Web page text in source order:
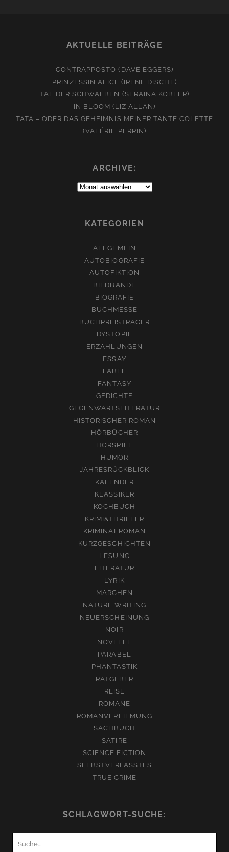
AKTUELLE BEITRÄGE
CONTRAPPOSTO (DAVE EGGERS)
PRINZESSIN ALICE (IRENE DISCHE)
TAL DER SCHWALBEN (SERAINA KOBLER)
IN BLOOM (LIZ ALLAN)
TATA – ODER DAS GEHEIMNIS MEINER TANTE COLETTE
(VALÉRIE PERRIN)
ARCHIVE:
Archive:
KATEGORIEN
ALLGEMEIN
AUTOBIOGRAFIE
AUTOFIKTION
BILDBÄNDE
BIOGRAFIE
BUCHMESSE
BUCHPREISTRÄGER
DYSTOPIE
ERZÄHLUNGEN
ESSAY
FABEL
FANTASY
GEDICHTE
GEGENWARTSLITERATUR
HISTORISCHER ROMAN
HÖRBÜCHER
HÖRSPIEL
HUMOR
JAHRESRÜCKBLICK
KALENDER
KLASSIKER
KOCHBUCH
KRIMI&THRILLER
KRIMINALROMAN
KURZGESCHICHTEN
LESUNG
LITERATUR
LYRIK
MÄRCHEN
NATURE WRITING
NEUERSCHEINUNG
NOIR
NOVELLE
PARABEL
PHANTASTIK
RATGEBER
REISE
ROMANE
ROMANVERFILMUNG
SACHBUCH
SATIRE
SCIENCE FICTION
SELBSTVERFASSTES
TRUE CRIME
SCHLAGWORT-SUCHE: